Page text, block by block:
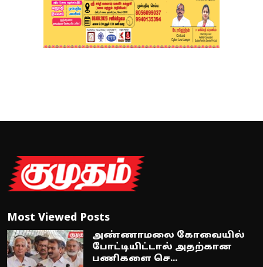
Most Viewed Posts
அண்ணாமலை கோவையில்
போட்டியிட்டால் அதற்கான
பணிகளை செ...